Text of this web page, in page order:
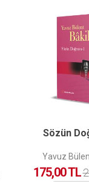
Sözün
Yavuz
175,00 TL